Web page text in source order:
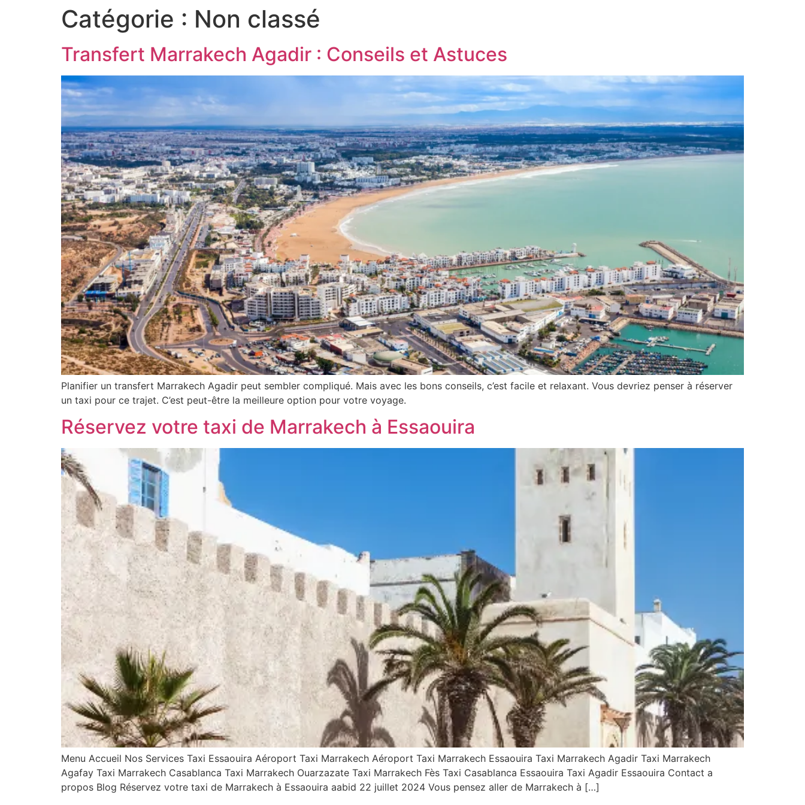
Catégorie : Non classé
Transfert Marrakech Agadir : Conseils et Astuces
Planifier un transfert Marrakech Agadir peut sembler compliqué. Mais avec les bons conseils, c’est facile et relaxant. Vous devriez penser à réserver
un taxi pour ce trajet. C’est peut-être la meilleure option pour votre voyage.
Réservez votre taxi de Marrakech à Essaouira
Menu Accueil Nos Services Taxi Essaouira Aéroport Taxi Marrakech Aéroport Taxi Marrakech Essaouira Taxi Marrakech Agadir Taxi Marrakech
Agafay Taxi Marrakech Casablanca Taxi Marrakech Ouarzazate Taxi Marrakech Fès Taxi Casablanca Essaouira Taxi Agadir Essaouira Contact a
propos Blog Réservez votre taxi de Marrakech à Essaouira aabid 22 juillet 2024 Vous pensez aller de Marrakech à […]